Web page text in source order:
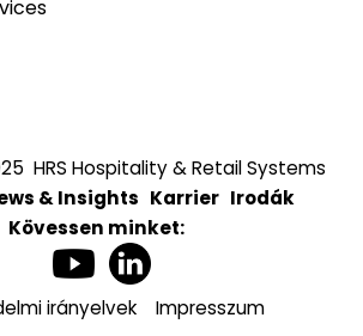
HRS Hospitality & Retail Systems
& Insights Karrier Irodák
Kövessen minket:
irányelvek Impresszum